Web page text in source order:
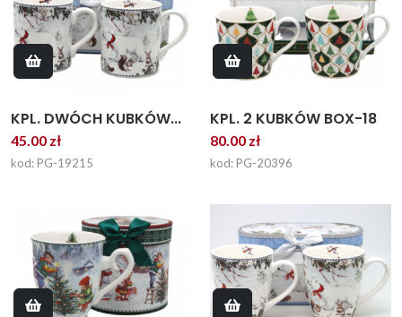
KPL. DWÓCH KUBKÓW...
45.00 zł
kod: PG-19215
KPL. 2 KUBKÓW BOX-18
80.00 zł
kod: PG-20396